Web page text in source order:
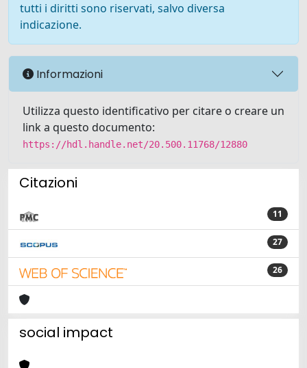
tutti i diritti sono riservati, salvo diversa
indicazione.
Informazioni
Utilizza questo identificativo per citare o creare un
link a questo documento:
https://hdl.handle.net/20.500.11768/12880
Citazioni
11
27
26
social impact